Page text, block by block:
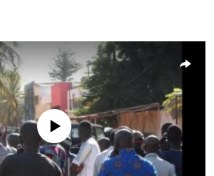
ຂ່າວ
ລຈີ
source currently available